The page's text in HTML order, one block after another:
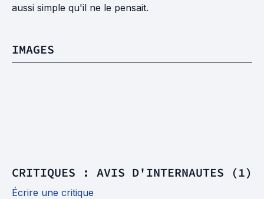
aussi simple qu'il ne le pensait.
IMAGES
CRITIQUES : AVIS D'INTERNAUTES (1)
Écrire une critique